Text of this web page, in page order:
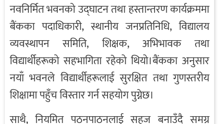
नवनिर्मित भवनको उद्घाटन तथा हस्तान्तरण कार्यक्रममा
बैंकका पदाधिकारी, स्थानीय जनप्रतिनिधि, विद्यालय
व्यवस्थापन समिति, शिक्षक, अभिभावक तथा
विद्यार्थीहरूको सहभागिता रहेको थियो।बैंकका अनुसार
नयाँ भवनले विद्यार्थीहरूलाई सुरक्षित तथा गुणस्तरीय
शिक्षामा पहुँच विस्तार गर्न सहयोग पुग्नेछ।
साथै, नियमित पठनपाठनलाई सहज बनाउँदै समग्र